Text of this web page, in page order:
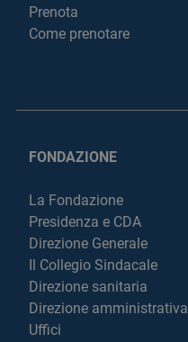
Prenota
Come prenotare
FONDAZIONE
La Fondazione
Presidenza e CDA
Direzione Generale
Il Collegio Sindacale
Direzione sanitaria
Direzione amministrativa
Uffici